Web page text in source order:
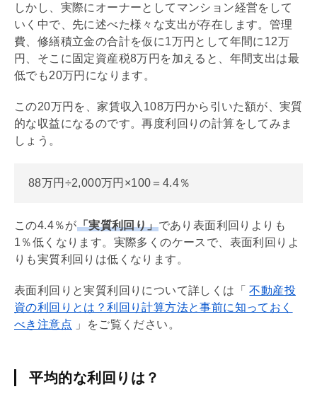
しかし、実際にオーナーとしてマンション経営をして
いく中で、先に述べた様々な支出が存在します。 管理
費
修繕積立金の合計を仮に1万円として年間に12万
円、そこに 固定資産税8万円を加えると、年間支出は最
低でも20万円になります。
この20万円を、家賃収入108万円から引いた額が、実質
的な収益になるのです。再度利回りの計算をしてみま
しょう。
88万円÷2,000万円×100＝4.4％
この4.4％が「実質利回り」であり表面利回り よりも
1％低くなります。実際多くのケースで、表面利回り よ
りも実質利回り は低くなります。
表面利回り と実質利回り について詳しくは「不動産投
資の利回りとは？利回り計算方法と事前に知っておく
べき注意点 」をご覧ください。
平均的な利回りは？